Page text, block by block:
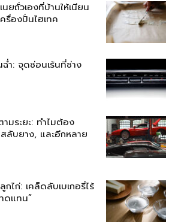
นยถั่วเองที่บ้านให้เนียน
รื่องปั่นไฮเทค
ำ: จุดซ่อนเร้นที่ช่าง
มระยะ: ทำไมต้อง
ลับยาง, และอีกหลาย
ไก่: เคล็ดลับเบเกอรี่ไร้
ดแทน”